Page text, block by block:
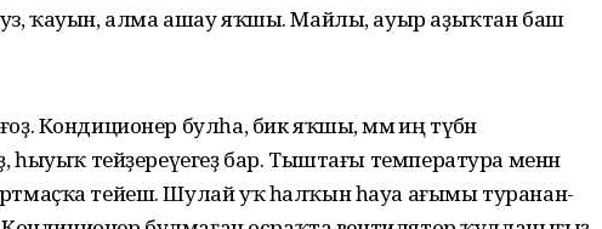
ҡауын, алма ашау яҡшы. Майлы, ауыр аҙыҡтан баш
Кондиционер булһа, бик яҡшы, әммә иң түбән
һыуыҡ тейҙереүегеҙ бар. Тыштағы температура менән
тейеш. Шулай уҡ һалҡын һауа ағымы туранан-